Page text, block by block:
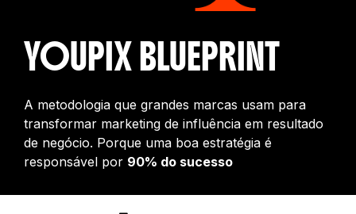
YOUPIX BLUEPRINT
A metodologia que grandes marcas usam para
transformar marketing de influência em resultado
de negócio. Porque uma boa estratégia é
responsável por 90% do sucesso